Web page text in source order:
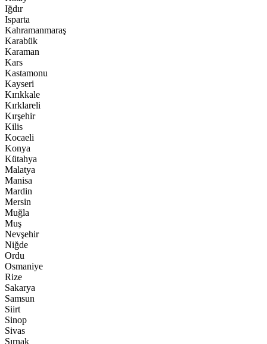
Iğdır
Isparta
Kahramanmaraş
Karabük
Karaman
Kars
Kastamonu
Kayseri
Kırıkkale
Kırklareli
Kırşehir
Kilis
Kocaeli
Konya
Kütahya
Malatya
Manisa
Mardin
Mersin
Muğla
Muş
Nevşehir
Niğde
Ordu
Osmaniye
Rize
Sakarya
Samsun
Siirt
Sinop
Sivas
Şırnak